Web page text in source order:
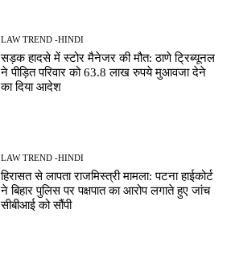
LAW TREND -HINDI
सड़क हादसे में स्टोर मैनेजर की मौत: ठाणे ट्रिब्यूनल
ने पीड़ित परिवार को 63.8 लाख रुपये मुआवजा देने
का दिया आदेश
LAW TREND -HINDI
हिरासत से लापता राजमिस्त्री मामला: पटना हाईकोर्ट
ने बिहार पुलिस पर पक्षपात का आरोप लगाते हुए जांच
सीबीआई को सौंपी